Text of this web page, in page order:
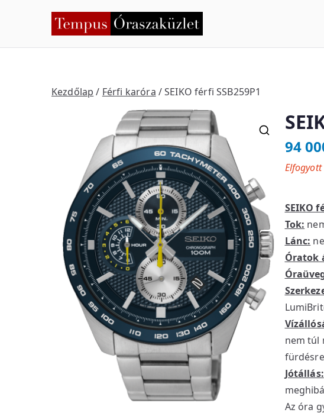
Tempus
Kezdőlap / Férfi karóra / SEIKO férfi SSB259P1
94
SEIKO
Tok:
Lánc:
Óratok
nem túl
Jótállás:
Az óra
Elfogyott